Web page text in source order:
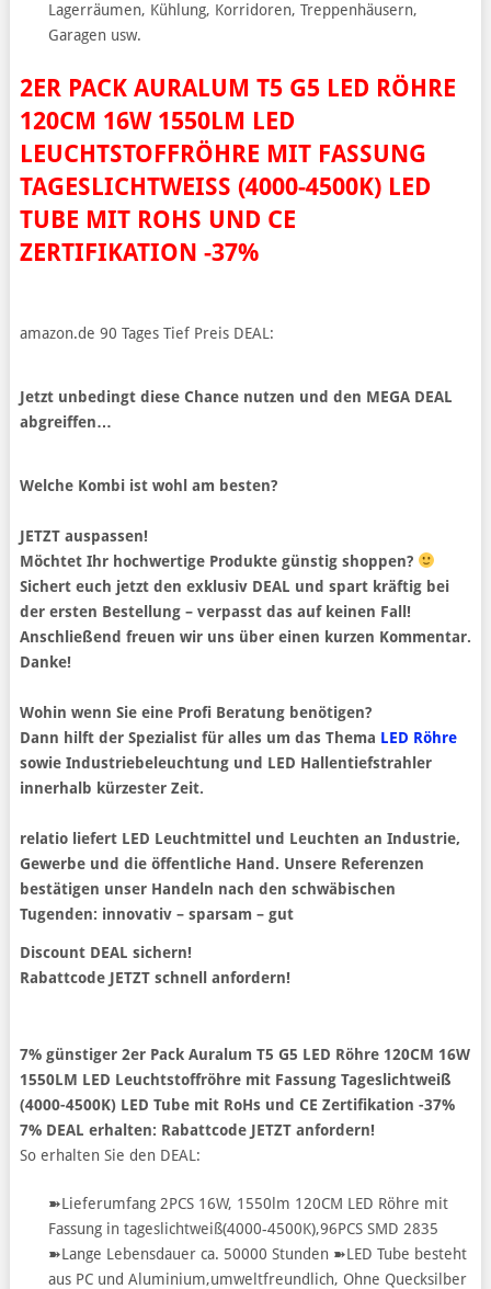
Lagerräumen, Kühlung, Korridoren, Treppenhäusern,
Garagen usw.
2ER PACK AURALUM T5 G5 LED RÖHRE
120CM 16W 1550LM LED
LEUCHTSTOFFRÖHRE MIT FASSUNG
TAGESLICHTWEISS (4000-4500K) LED T
UBE MIT ROHS UND CE Z
ERTIFIKATION -37%
amazon.de 90 Tages Tief Preis DEAL:
Jetzt unbedingt diese Chance nutzen und den MEGA DEAL
abgreiffen…
Welche Kombi ist wohl am besten?
JETZT auspassen!
Möchtet Ihr hochwertige Produkte günstig shoppen?
Sichert euch jetzt den exklusiv DEAL und spart kräftig bei
der ersten Bestellung – verpasst das auf keinen Fall!
Anschließend freuen wir uns über einen kurzen Kommentar.
Danke!
Wohin wenn Sie eine Profi Beratung benötigen?
Dann hilft der Spezialist für alles um das Thema LED Röhre
sowie Industriebeleuchtung und LED Hallentiefstrahler
innerhalb kürzester Zeit.
relatio liefert LED Leuchtmittel und Leuchten an Industrie,
Gewerbe und die öffentliche Hand. Unsere Referenzen
bestätigen unser Handeln nach den schwäbischen
Tugenden: innovativ – sparsam – gut
Discount DEAL sichern!
Rabattcode JETZT schnell anfordern!
7% günstiger 2er Pack Auralum T5 G5 LED Röhre 120CM 16W
1550LM LED Leuchtstoffröhre mit Fassung Tageslichtweiß
(4000-4500K) LED Tube mit RoHs und CE Zertifikation -37%
7% DEAL erhalten: Rabattcode JETZT anfordern!
So erhalten Sie den DEAL:
➽Lieferumfang 2PCS 16W, 1550lm 120CM LED Röhre mit
Fassung in tageslichtweiß(4000-4500K),96PCS SMD 2835
➽Lange Lebensdauer ca. 50000 Stunden ➽LED Tube besteht
aus PC und Aluminium,umweltfreundlich, Ohne Quecksilber